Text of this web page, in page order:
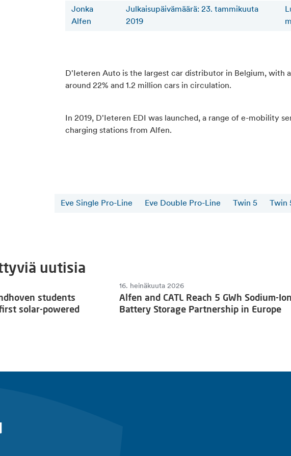
Jonka
Alfen
Julkaisupäivämäärä: 23. tammikuuta
2019
D'Ieteren Auto is the largest car distributor in Belgium, with
around 22% and 1.2 million cars in circulation.
In 2019, D'Ieteren EDI was launched, a range of e-mobility
charging stations from Alfen.
Eve Single Pro-Line Eve Double Pro-Line Twin 5 Twin
uutisia
students
solar-powered
16. heinäkuuta 2026
Alfen and CATL Reach 5 GWh Sodium-Ion
Battery Storage Partnership in Europe